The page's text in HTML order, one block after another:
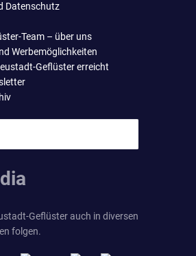
Datenschutz
Team – über uns
Werbemöglichkeiten
Geflüster erreicht
Geflüster auch in diversen
folgen.